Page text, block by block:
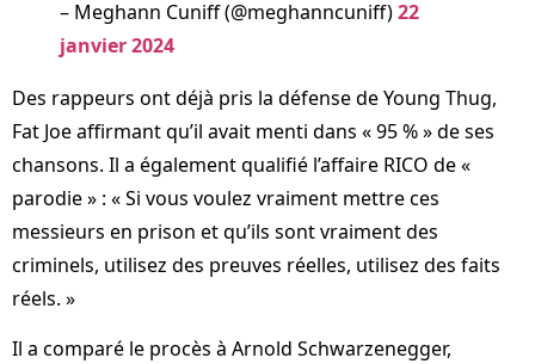
– Meghann Cuniff (@meghanncuniff)22
janvier 2024
Des rappeurs ont déjà pris la défense de Young Thug,
Fat Joe affirmant qu’il avait menti dans « 95 % » de ses
chansons. Il a également qualifié l’affaire RICO de «
parodie » : « Si vous voulez vraiment mettre ces
messieurs en prison et qu’ils sont vraiment des
criminels, utilisez des preuves réelles, utilisez des faits
réels. »
Il a comparé le procès à Arnold Schwarzenegger,